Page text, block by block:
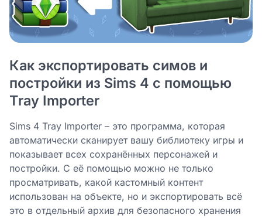
Как экспортировать симов и
постройки из Sims 4 с помощью
Tray Importer
Sims 4 Tray Importer – это программа, которая
автоматически сканирует вашу библиотеку игры и
показывает всех сохранённых персонажей и
постройки. С её помощью можно не только
просматривать, какой кастомный контент
использован на объекте, но и экспортировать всё
это в отдельный архив для безопасного хранения